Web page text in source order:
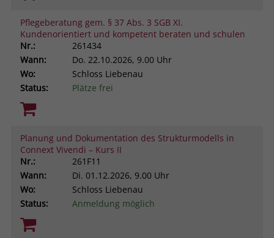
Pflegeberatung gem. § 37 Abs. 3 SGB XI.
Kundenorientiert und kompetent beraten und schulen
Nr.:
261434
Wann:
Do. 22.10.2026, 9.00 Uhr
Wo:
Schloss Liebenau
Status:
Plätze frei
Planung und Dokumentation des Strukturmodells in
Connext Vivendi – Kurs II
Nr.:
261F11
Wann:
Di. 01.12.2026, 9.00 Uhr
Wo:
Schloss Liebenau
Status:
Anmeldung möglich